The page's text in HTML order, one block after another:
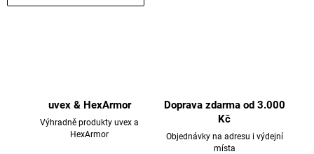
uvex & HexArmor
Výhradně produkty uvex a
HexArmor
Doprava zdarma od 3.000
Kč
Objednávky na adresu i výdejní
místa